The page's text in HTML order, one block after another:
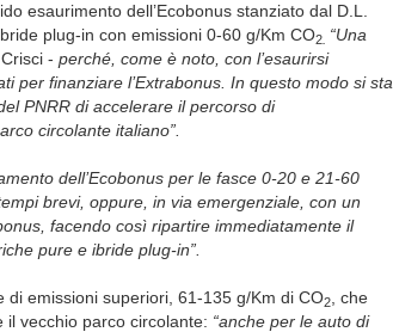
esaurimento dell’Ecobonus stanziato dal D.L.
plug-in con emissioni 0-60 g/Km CO2 “Una
- perché, come è noto, con l’esaurirsi
per finanziare l’Extrabonus. In questo modo si sta
PNRR di accelerare il percorso di
circolante italiano”.
dell’Ecobonus per le fasce 0-20 e 21-60
brevi, oppure, in via emergenziale, con un
facendo così ripartire immediatamente il
pure e ibride plug-in”.
di emissioni superiori, 61-135 g/Km di CO2
, che
vecchio parco circolante: “anche per le auto di